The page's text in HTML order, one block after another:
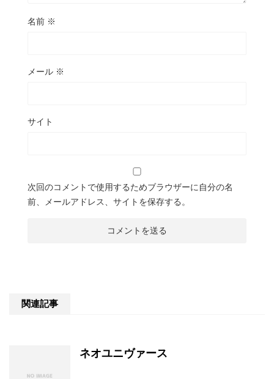
名前 ※
メール ※
サイト
次回のコメントで使用するためブラウザーに自分の名
前、メールアドレス、サイトを保存する。
関連記事
ネオユニヴァース